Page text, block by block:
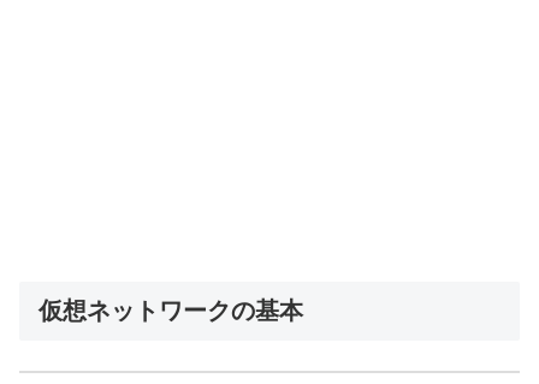
仮想ネットワークの基本